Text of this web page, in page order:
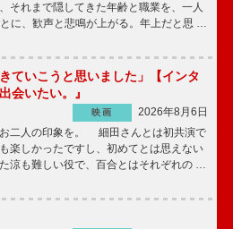
それまで隠してきた年齢と職業を、一人
に、歓声と悲鳴が上がる。年上だと思 …
ていこうと思いました」【インタ
会いたい。』
映画
2026年8月6日
二人の印象を。 細田さんとは初共演で
楽しかったですし、初めてとは思えない
涼も難しい役で、百合とはそれぞれの …